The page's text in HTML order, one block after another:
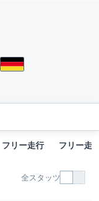
フリー走行 フリー走
全スタッツ